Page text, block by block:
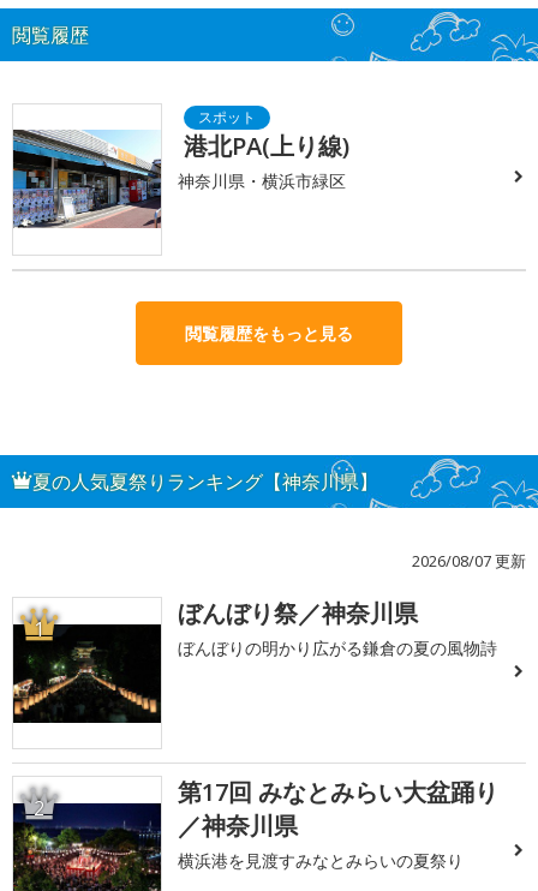
閲覧履歴
港北PA(上り線)
神奈川県・横浜市緑区
閲覧履歴をもっと見る
夏の人気夏祭りランキング【神奈川県】
2026/08/07 更新
1 ぼんぼり祭／神奈川県
ぼんぼりの明かり広がる鎌倉の夏の風物詩
2
第17回 みなとみらい大盆踊り
／神奈川県
横浜港を見渡すみなとみらいの夏祭り